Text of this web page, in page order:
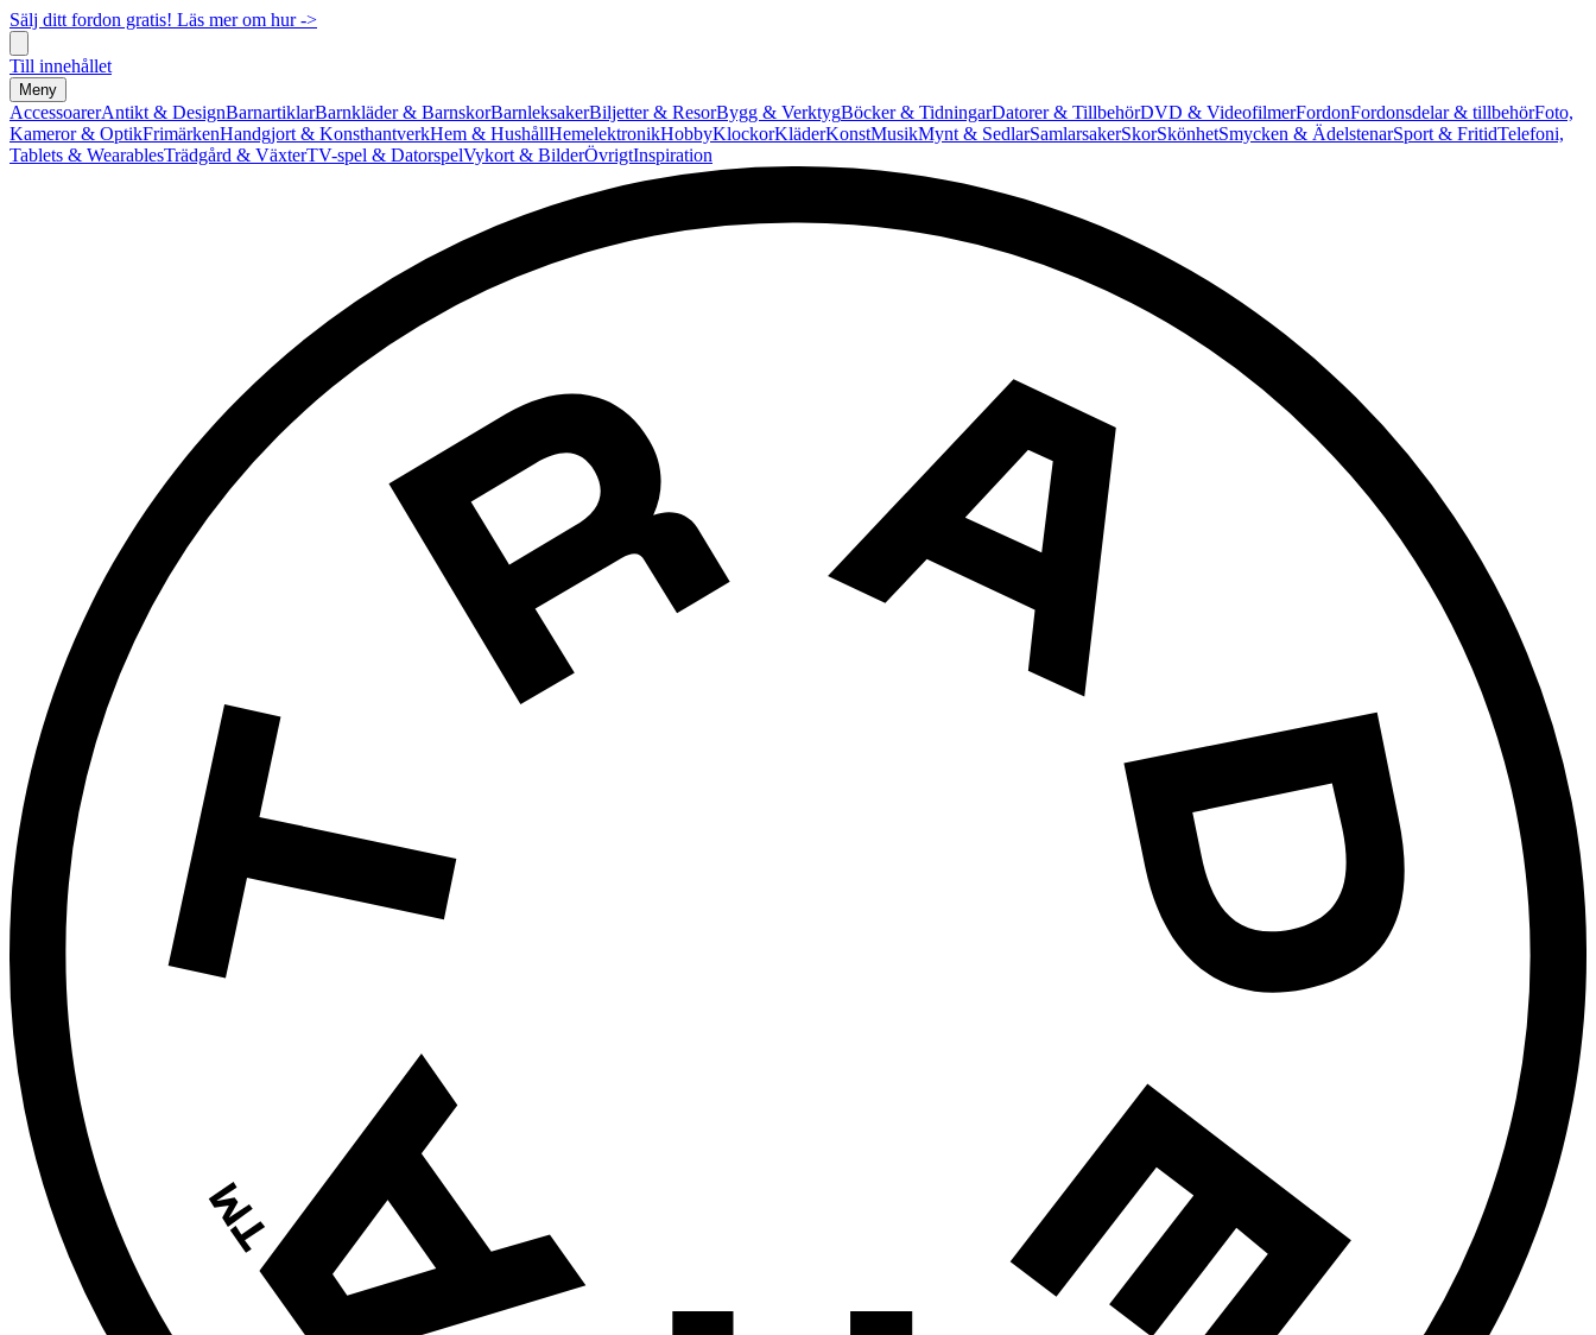
Sälj ditt fordon gratis! Läs mer om hur ->
Till innehållet
Meny
AccessoarerAntikt & DesignBarnartiklarBarnkläder & BarnskorBarnleksakerBiljetter & ResorBygg & VerktygBöcker & TidningarDatorer & TillbehörDVD & VideofilmerFordonFordonsdelar & tillbehörFoto,
Kameror & OptikFrimärkenHandgjort & KonsthantverkHem & HushållHemelektronikHobbyKlockorKläderKonstMusikMynt & SedlarSamlarsakerSkorSkönhetSmycken & ÄdelstenarSport & FritidTelefoni,
Tablets & WearablesTrädgård & VäxterTV-spel & DatorspelVykort & BilderÖvrigtInspiration